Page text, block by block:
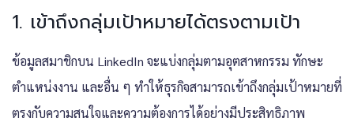
1. เข้าถึงกลุ่มเป้าหมายได้ตรงตามเป้า
ข้อมูลสมาชิกบน LinkedIn จะแบ่งกลุ่มตามอุตสาหกรรม ทักษะ
ตำแหน่งงาน และอื่น ๆ ทำให้ธุรกิจสามารถเข้าถึงกลุ่มเป้าหมายที่
ตรงกับความสนใจและความต้องการได้อย่างมีประสิทธิภาพ